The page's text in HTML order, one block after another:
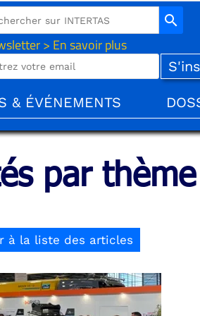
> En savoir plus
search
& ÉVÉNEMENTS
par thème
à la liste des articles